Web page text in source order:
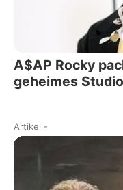
A$AP Rocky
geheimes
Artikel -